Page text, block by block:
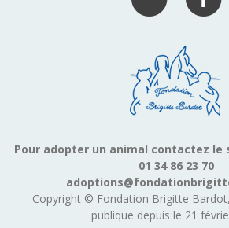
Pour adopter un animal contactez le
01 34 86 23 70
Copyright © Fondation Brigitte
publique depuis le 21